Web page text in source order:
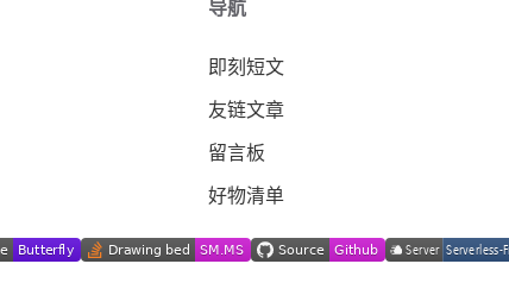
导航
即刻短文
友链文章
留言板
好物清单